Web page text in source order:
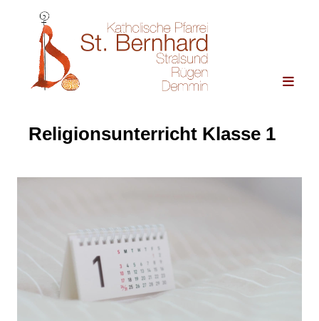
Religionsunterricht Klasse 1